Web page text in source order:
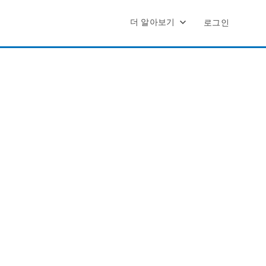
더 알아보기 로그인